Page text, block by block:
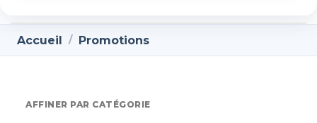
Accueil / Promotions
AFFINER PAR CATÉGORIE